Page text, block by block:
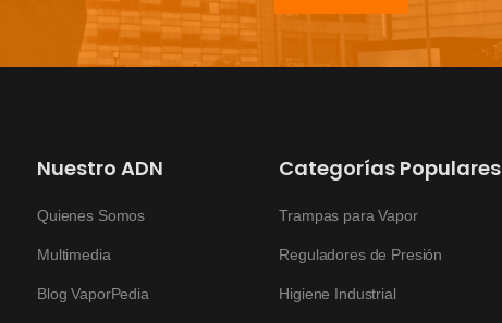
Nuestro ADN
Quienes Somos
Multimedia
Blog VaporPedia
Categorías Populares
Trampas para Vapor
Reguladores de Presión
Higiene Industrial